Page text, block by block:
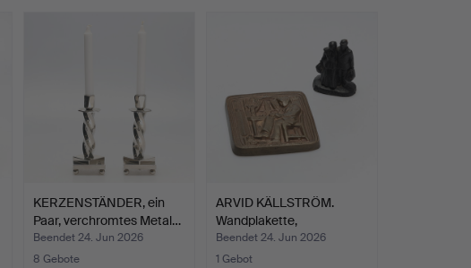
KERZENSTÄNDER, ein
Paar, verchromtes Metal…
Beendet 24. Jun 2026
8 Gebote
ARVID KÄLLSTRÖM.
Wandplakette,
"Döderhulta…
Beendet 24. Jun 2026
1 Gebot